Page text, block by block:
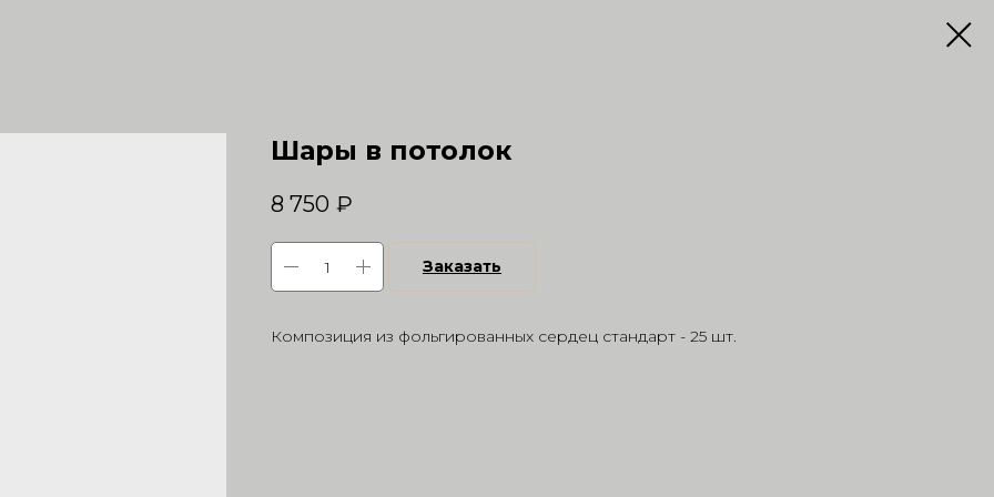
Шары в потолок
8 750 ₽
Заказать
Композиция из фольгированных сердец стандарт - 25 шт.